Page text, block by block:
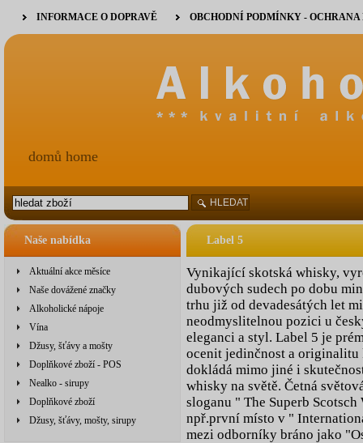
Naše nabídka
Aktuální akce měsíce
Naše dovážené značky
Alkoholické nápoje
Vína
Džusy, šťávy a mošty
Doplňkové zboží - POS
Nealko - sirupy
Doplňkové zboží
Džusy, šťávy, mošty, sirupy
Label 5
Vynikající skotská whisky,
dubových sudech po dobu
trhu již od devadesátých let
neodmyslitelnou pozici u
eleganci a styl. Label 5 je
ocenit jedinčnost a originalitu
dokládá mimo jiné i
whisky na světě. Četná
sloganu " The Superb
npř.první místo v "
mezi odborníky bráno jako
INFORMACE O DOPRAVĚ OBCHODNÍ PODMÍNKY -
domů home
HLEDAT